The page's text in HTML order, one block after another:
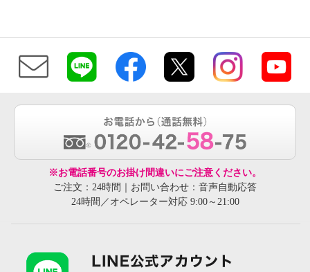
※お電話番号のお掛け間違いにご注意ください。
ご注文：24時間｜お問い合わせ：音声自動応答
24時間／オペレーター対応 9:00～21:00